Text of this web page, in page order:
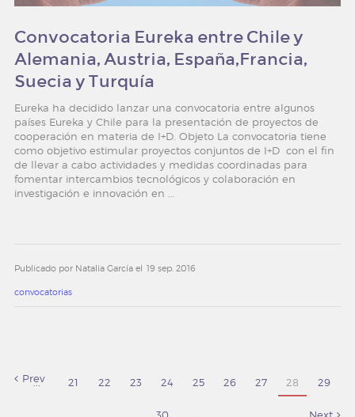
Convocatoria Eureka entre Chile y
Alemania, Austria, España,Francia,
Suecia y Turquía
Eureka ha decidido lanzar una convocatoria entre algunos
países Eureka y Chile para la presentación de proyectos de
cooperación en materia de I+D. Objeto La convocatoria tiene
como objetivo estimular proyectos conjuntos de I+D con el fin
de llevar a cabo actividades y medidas coordinadas para
fomentar intercambios tecnológicos y colaboración en
investigación e innovación en ...
Publicado por Natalia García el 19 sep. 2016
convocatorias
Prev
... 21 22 23 24 25 26 27 28 29